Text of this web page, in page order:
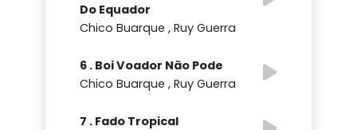
Do Equador
Chico Buarque , Ruy Guerra
6 . Boi Voador Não Pode
Chico Buarque , Ruy Guerra
7 . Fado Tropical